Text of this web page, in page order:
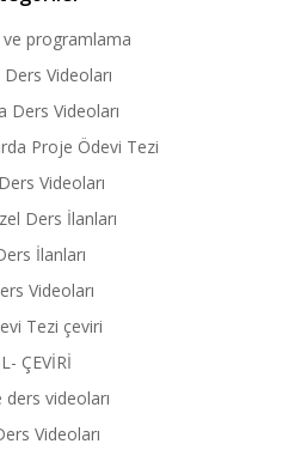
ve programlama
Videoları
Ders Videoları
Proje Ödevi Tezi
Videoları
Ders İlanları
İlanları
Videoları
Tezi çeviri
ÇEVİRİ
ders videoları
Videoları